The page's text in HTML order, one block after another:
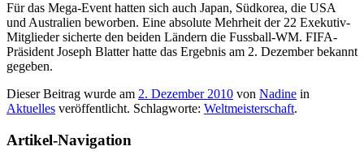
Für das Mega-Event hatten sich auch Japan, Südkorea, die USA
und Australien beworben. Eine absolute Mehrheit der 22 Exekutiv-
Mitglieder sicherte den beiden Ländern die Fussball-WM. FIFA-
Präsident Joseph Blatter hatte das Ergebnis am 2. Dezember bekannt
gegeben.
Dieser Beitrag wurde am 2. Dezember 2010 von Nadine in
Aktuelles veröffentlicht. Schlagworte: Weltmeisterschaft.
Artikel-Navigation